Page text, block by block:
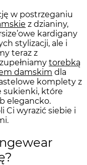
w postrzeganiu
z dzianiny,
kardigany
stylizacji, ale i
teraz z
torebką
damskim dla
komplety z
sukienki, które
elegancko.
Ci wyrazić siebie i